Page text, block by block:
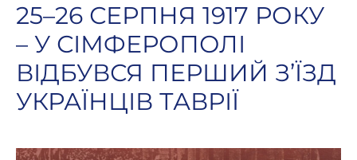
25–26 СЕРПНЯ 1917 РОКУ
– У СІМФЕРОПОЛІ
ВІДБУВСЯ ПЕРШИЙ З’ЇЗД
УКРАЇНЦІВ ТАВРІЇ